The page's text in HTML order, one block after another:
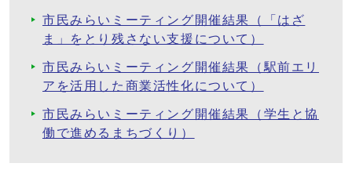
市民みらいミーティング開催結果（「はざ
ま」をとり残さない支援について）
市民みらいミーティング開催結果（駅前エリ
アを活用した商業活性化について）
市民みらいミーティング開催結果（学生と協
働で進めるまちづくり）